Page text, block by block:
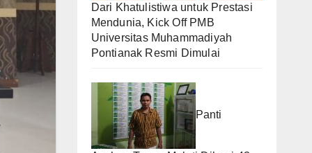
Dari Khatulistiwa untuk Prestasi
Mendunia, Kick Off PMB
Universitas Muhammadiyah
Pontianak Resmi Dimulai
Panti